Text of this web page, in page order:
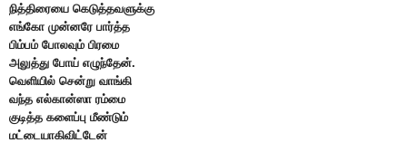
நித்திரையை கெடுத்தவளுக்கு
எங்கோ முன்னரே பார்த்த
பிம்பம் போலவும் பிரமை
அலுத்து போய் எழுந்தேன்.
வெளியில் சென்று வாங்கி
வந்த எல்கான்ஸா ரம்மை
குடித்த களைப்பு மீண்டும்
மட்டையாகிவிட்டேன்